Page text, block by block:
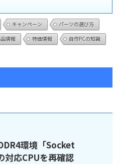
キャンペーン
パーツの選び方
情報 特価情報
自作PCの知識
環境「Socket
対応CPUを再確認